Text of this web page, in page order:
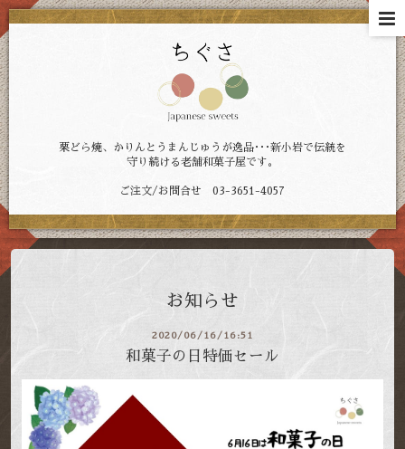
栗どら焼、かりんとうまんじゅうが逸品･･･新小岩で伝統を
守り続ける老舗和菓子屋です。
ご注文/お問合せ 03-3651-4057
お知らせ
2020/06/16/16:51
和菓子の日特価セール